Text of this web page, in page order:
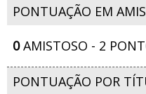
PONTUAÇÃO EM
0AMISTOSO - 2
PONTUAÇÃO POR